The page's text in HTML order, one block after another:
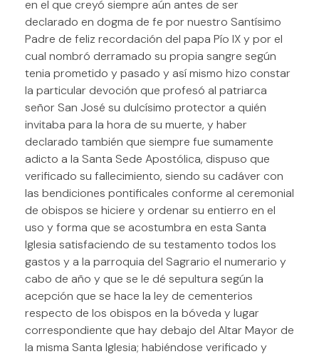
en el que creyó siempre aún antes de ser
declarado en dogma de fe por nuestro Santísimo
Padre de feliz recordación del papa Pío IX y por el
cual nombró derramado su propia sangre según
tenia prometido y pasado y así mismo hizo constar
la particular devoción que profesó al patriarca
señor San José su dulcísimo protector a quién
invitaba para la hora de su muerte, y haber
declarado también que siempre fue sumamente
adicto a la Santa Sede Apostólica, dispuso que
verificado su fallecimiento, siendo su cadáver con
las bendiciones pontificales conforme al ceremonial
de obispos se hiciere y ordenar su entierro en el
uso y forma que se acostumbra en esta Santa
Iglesia satisfaciendo de su testamento todos los
gastos y a la parroquia del Sagrario el numerario y
cabo de año y que se le dé sepultura según la
acepción que se hace la ley de cementerios
respecto de los obispos en la bóveda y lugar
correspondiente que hay debajo del Altar Mayor de
la misma Santa Iglesia; habiéndose verificado y